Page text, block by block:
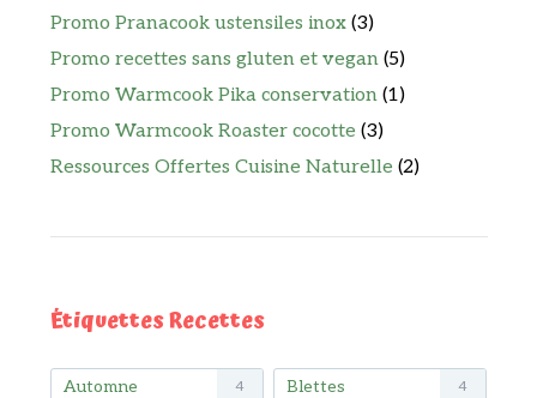
Promo Pranacook ustensiles inox (3)
Promo recettes sans gluten et vegan (5)
Promo Warmcook Pika conservation (1)
Promo Warmcook Roaster cocotte (3)
Ressources Offertes Cuisine Naturelle (2)
Étiquettes Recettes
Automne 4 Blettes 4